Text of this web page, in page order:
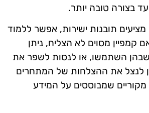
בצורה טובה יותר.
תובנות ישירות, אפשר ללמוד
קמפיין מסוים לא הצליח, ניתן
השתמשו, או לנסות לשפר את
לנצל את ההצלחות של המתחרים
מקוריים שמבוססים על המידע